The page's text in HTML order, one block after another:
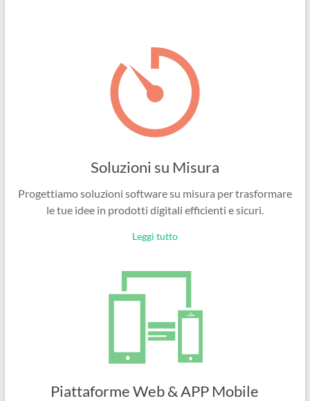
Soluzioni su Misura
Progettiamo soluzioni software su misura per trasformare
le tue idee in prodotti digitali efficienti e sicuri.
Leggi tutto
Piattaforme Web & APP Mobile